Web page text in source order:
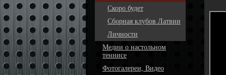
Скоро будет
Сборная клубов Латвии
Личности
Медии о настольном
теннисе
Фотогалереи, Видео